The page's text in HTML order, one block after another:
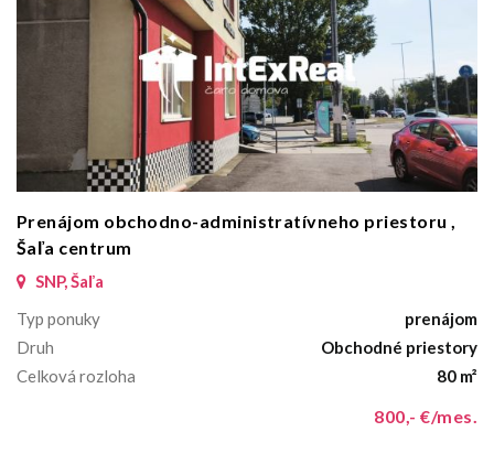
Prenájom obchodno-administratívneho priestoru ,
Šaľa centrum
SNP, Šaľa
Typ ponuky
prenájom
Druh
Obchodné priestory
Celková rozloha
80 m²
800,- €/mes.